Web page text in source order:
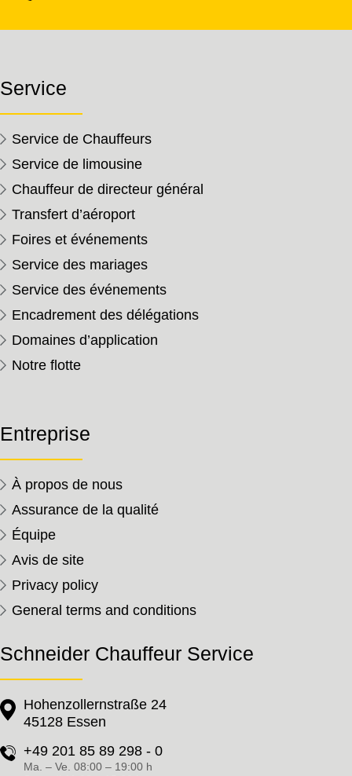
Service
Service de Chauffeurs
Service de limousine
Chauffeur de directeur général
Transfert d’aéroport
Foires et événements
Service des mariages
Service des événements
Encadrement des délégations
Domaines d’application
Notre flotte
Entreprise
À propos de nous
Assurance de la qualité
Équipe
Avis de site
Privacy policy
General terms and conditions
Schneider Chauffeur Service
Hohenzollernstraße 24
45128 Essen
+49 201 85 89 298 - 0
Ma. – Ve. 08:00 – 19:00 h